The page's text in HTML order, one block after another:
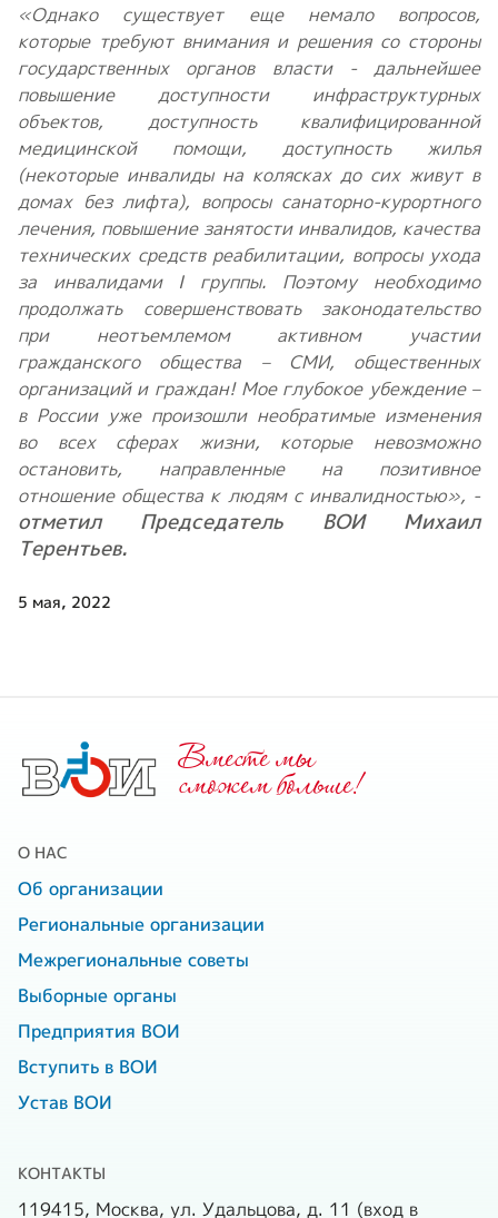
«Однако существует еще немало вопросов,
которые требуют внимания и решения со стороны
государственных органов власти - дальнейшее
повышение доступности инфраструктурных
объектов, доступность квалифицированной
медицинской помощи, доступность жилья
(некоторые инвалиды на колясках до сих живут в
домах без лифта), вопросы санаторно-курортного
лечения, повышение занятости инвалидов, качества
технических средств реабилитации, вопросы ухода
за инвалидами I группы. Поэтому необходимо
продолжать совершенствовать законодательство
при неотъемлемом активном участии
гражданского общества – СМИ, общественных
организаций и граждан! Мое глубокое убеждение –
в России уже произошли необратимые изменения
во всех сферах жизни, которые невозможно
остановить, направленные на позитивное
отношение общества к людям с инвалидностью», -
отметил Председатель ВОИ Михаил
Терентьев.
5 мая, 2022
Вместе мы
cможем больше!
О НАС
Об организации
Региональные организации
Межрегиональные советы
Выборные органы
Предприятия ВОИ
Вступить в ВОИ
Устав ВОИ
КОНТАКТЫ
119415, Москва, ул. Удальцова, д. 11 (вход в